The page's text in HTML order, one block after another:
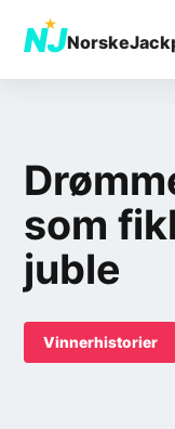
NJ
★
som
juble
Vinnerhistorier